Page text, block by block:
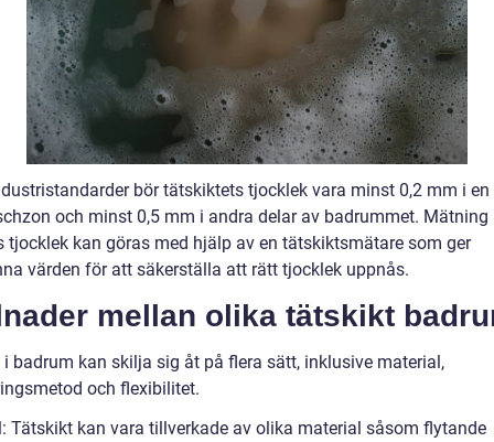
bör tätskiktets tjocklek vara minst 0,2 mm i en
och minst 0,5 mm i andra delar av badrummet. Mätning
tjocklek kan göras med hjälp av en tätskiktsmätare som ger
värden för att säkerställa att rätt tjocklek uppnås.
mellan olika tätskikt
badrum kan skilja sig åt på flera sätt, inklusive material,
och flexibilitet.
Tätskikt kan vara tillverkade av olika material såsom flytande